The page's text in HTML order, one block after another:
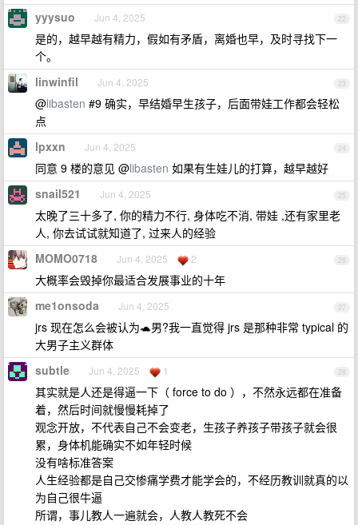
22
yyysuo Jun 4, 2025
是的，越早越有精力，假如有矛盾，离婚也早，及时寻找下一
个。
23
linwinfil Jun 4, 2025
@libasten #9 确实，早结婚早生孩子，后面带娃工作都会轻松
点
24
lpxxn Jun 4, 2025
同意 9 楼的意见 @libasten 如果有生娃儿的打算，越早越好
25
snail521 Jun 4, 2025
太晚了三十多了, 你的精力不行, 身体吃不消, 带娃 ,还有家里老
人, 你去试试就知道了, 过来人的经验
26
MOMO0718 Jun 4, 2025 2
大概率会毁掉你最适合发展事业的十年
27
me1onsoda Jun 4, 2025
jrs 现在怎么会被认为🐢男?我一直觉得 jrs 是那种非常 typical 的
大男子主义群体
28
subtle Jun 4, 2025 1
其实就是人还是得逼一下（ force to do ），不然永远都在准备
着，然后时间就慢慢耗掉了
观念开放，不代表自己不会变老，生孩子养孩子带孩子就会很
累，身体机能确实不如年轻时候
没有啥标准答案
人生经验都是自己交惨痛学费才能学会的，不经历教训就真的以
为自己很牛逼
所谓，事儿教人一遍就会，人教人教死不会